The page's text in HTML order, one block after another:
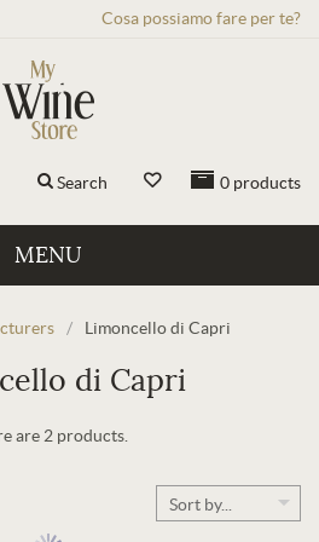
Cosa possiamo fare per te?
0 products
Search
MENU
/ Limoncello di Capri
di Capri
are 2 products.
Sort by...